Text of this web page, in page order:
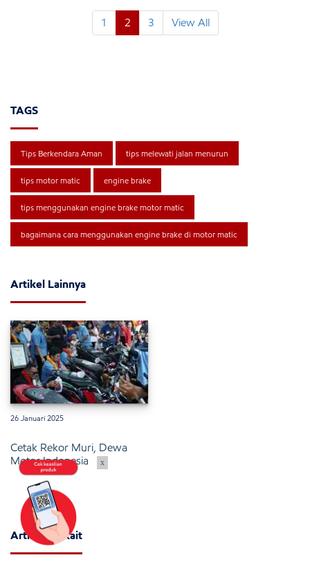
1 2 3 View All
TAGS
Tips Berkendara Aman tips melewati jalan menurun
tips motor matic engine brake
tips menggunakan engine brake motor matic
bagaimana cara menggunakan engine brake di motor matic
Artikel Lainnya
26 Januari 2025
Cetak Rekor Muri, Dewa
Motor Indonesia
Artikel Terkait
x